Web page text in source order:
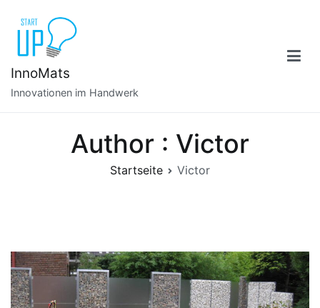
Inhalt
springen
InnoMats
Innovationen im Handwerk
Author : Victor
Startseite Victor